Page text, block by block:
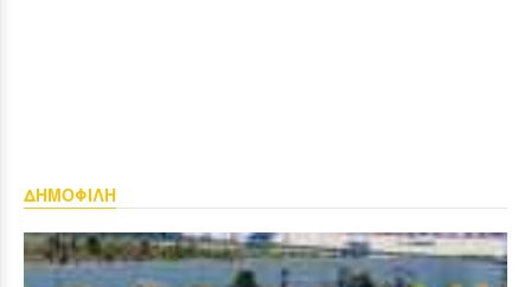
ΔΗΜΟΦΙΛΗ